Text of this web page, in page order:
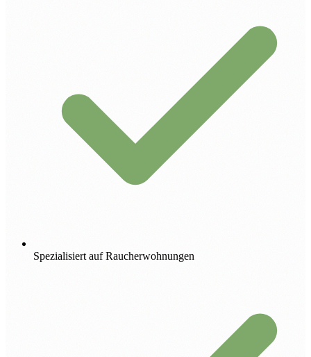
Spezialisiert auf Raucherwohnungen